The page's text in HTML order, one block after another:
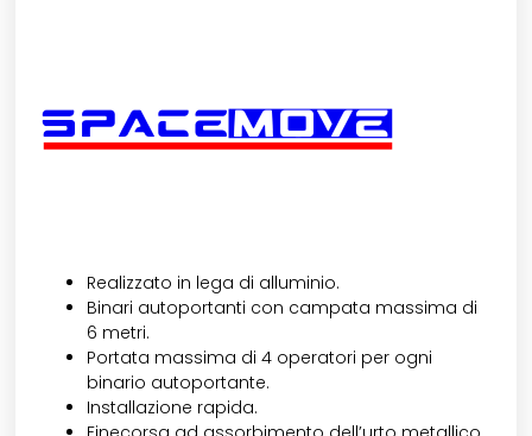
Realizzato in lega di alluminio.
Binari autoportanti con campata massima di
6 metri.
Portata massima di 4 operatori per ogni
binario autoportante.
Installazione rapida.